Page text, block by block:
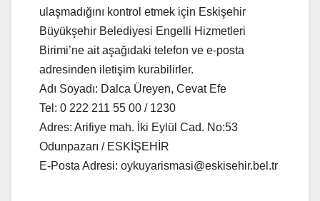
ulaşmadığını kontrol etmek için Eskişehir
Büyükşehir Belediyesi Engelli Hizmetleri
Birimi’ne ait aşağıdaki telefon ve e-posta
adresinden iletişim kurabilirler.
Adı Soyadı: Dalca Üreyen, Cevat Efe
Tel: 0 222 211 55 00 / 1230
Adres: Arifiye mah. İki Eylül Cad. No:53
Odunpazarı / ESKİŞEHİR
E-Posta Adresi: oykuyarismasi@eskisehir.bel.tr